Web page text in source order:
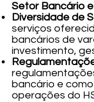
Setor Bancário
Diversidade de
serviços
bancários de
investimento,
bancário e
operações do